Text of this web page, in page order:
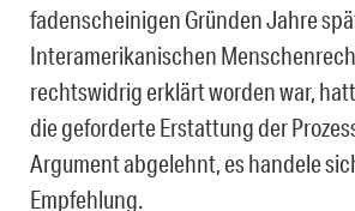
fadenscheinigen Gründen Jahre
Interamerikanischen
rechtswidrig erklärt worden war,
die geforderte Erstattung der
Argument abgelehnt, es handele
Empfehlung.